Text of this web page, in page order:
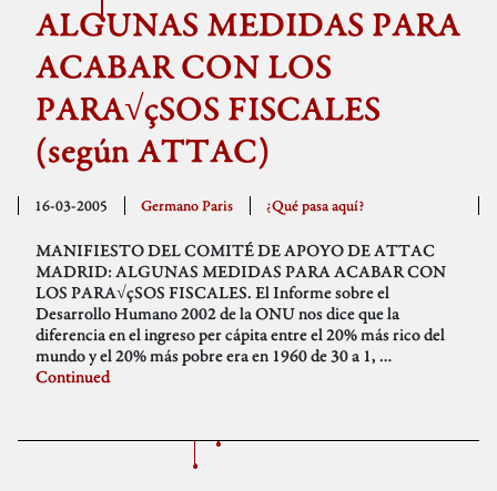
ALGUNAS MEDIDAS PARA
ACABAR CON LOS
PARA√çSOS FISCALES
(según ATTAC)
16-03-2005 Germano Paris ¿Qué pasa aquí?
MANIFIESTO DEL COMITÉ DE APOYO DE ATTAC
MADRID: ALGUNAS MEDIDAS PARA ACABAR CON
LOS PARA√çSOS FISCALES. El Informe sobre el
Desarrollo Humano 2002 de la ONU nos dice que la
diferencia en el ingreso per cápita entre el 20% más rico del
mundo y el 20% más pobre era en 1960 de 30 a 1, …
Continued